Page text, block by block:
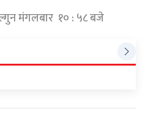
मंगलबार १० : ५८ बजे